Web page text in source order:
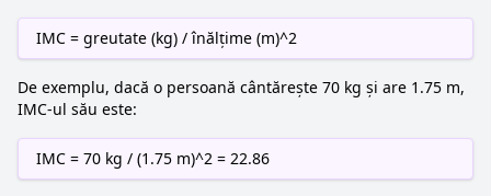
IMC = greutate (kg) / înălțime (m)^2
De exemplu, dacă o persoană cântărește 70 kg și are 1.75 m,
IMC-ul său este:
IMC = 70 kg / (1.75 m)^2 = 22.86